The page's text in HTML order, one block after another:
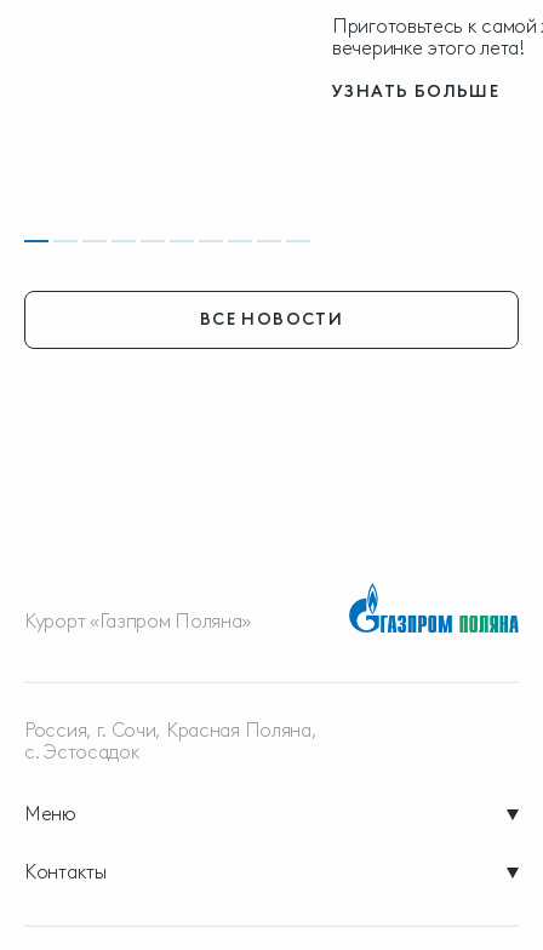
Приготовьтесь к
вечеринке этого лета!
УЗНАТЬ БОЛЬШЕ
ВСЕ НОВОСТИ
Курорт «Газпром Поляна»
Меню
Россия, г. Сочи, Красная Поляна,
с. Эстосадок
Контакты